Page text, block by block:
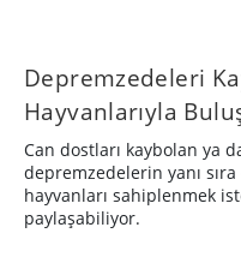
Depremzedeleri
Hayvanlarıyla
Can dostları kaybolan ya
depremzedelerin yanı
hayvanları sahiplenmek
paylaşabiliyor.